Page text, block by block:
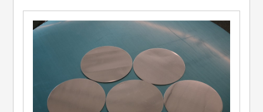
красивой поверхности. 1100Round
Aluminum Circle Production Instructions Our
1100 алюминиевый круг: Широкий выбор на